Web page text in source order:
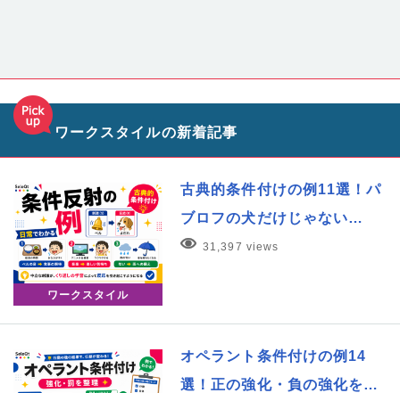
ワークスタイルの新着記事
ワークスタイル
古典的条件付けの例11選！パ
ブロフの犬だけじゃない…
31,397 views
オペラント条件付けの例14
選！正の強化・負の強化を…